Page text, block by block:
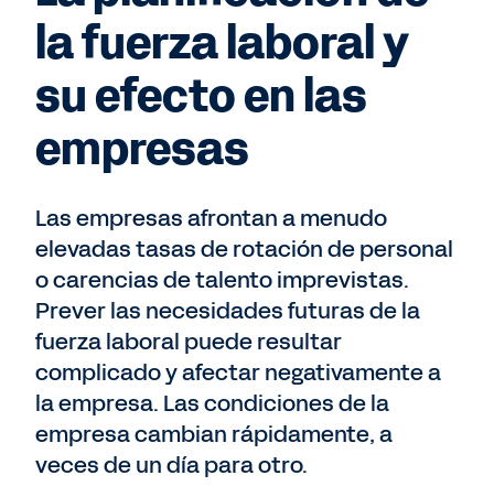
la fuerza laboral y
su efecto en las
empresas
Las empresas afrontan a menudo
elevadas tasas de rotación de personal
o carencias de talento imprevistas.
Prever las necesidades futuras de la
fuerza laboral puede resultar
complicado y afectar negativamente a
la empresa. Las condiciones de la
empresa cambian rápidamente, a
veces de un día para otro.